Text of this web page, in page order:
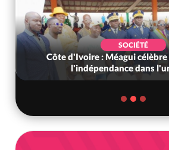
SOCIÉTÉ
Côte d'Ivoire : Méagui célèbre
l'indépendance dans